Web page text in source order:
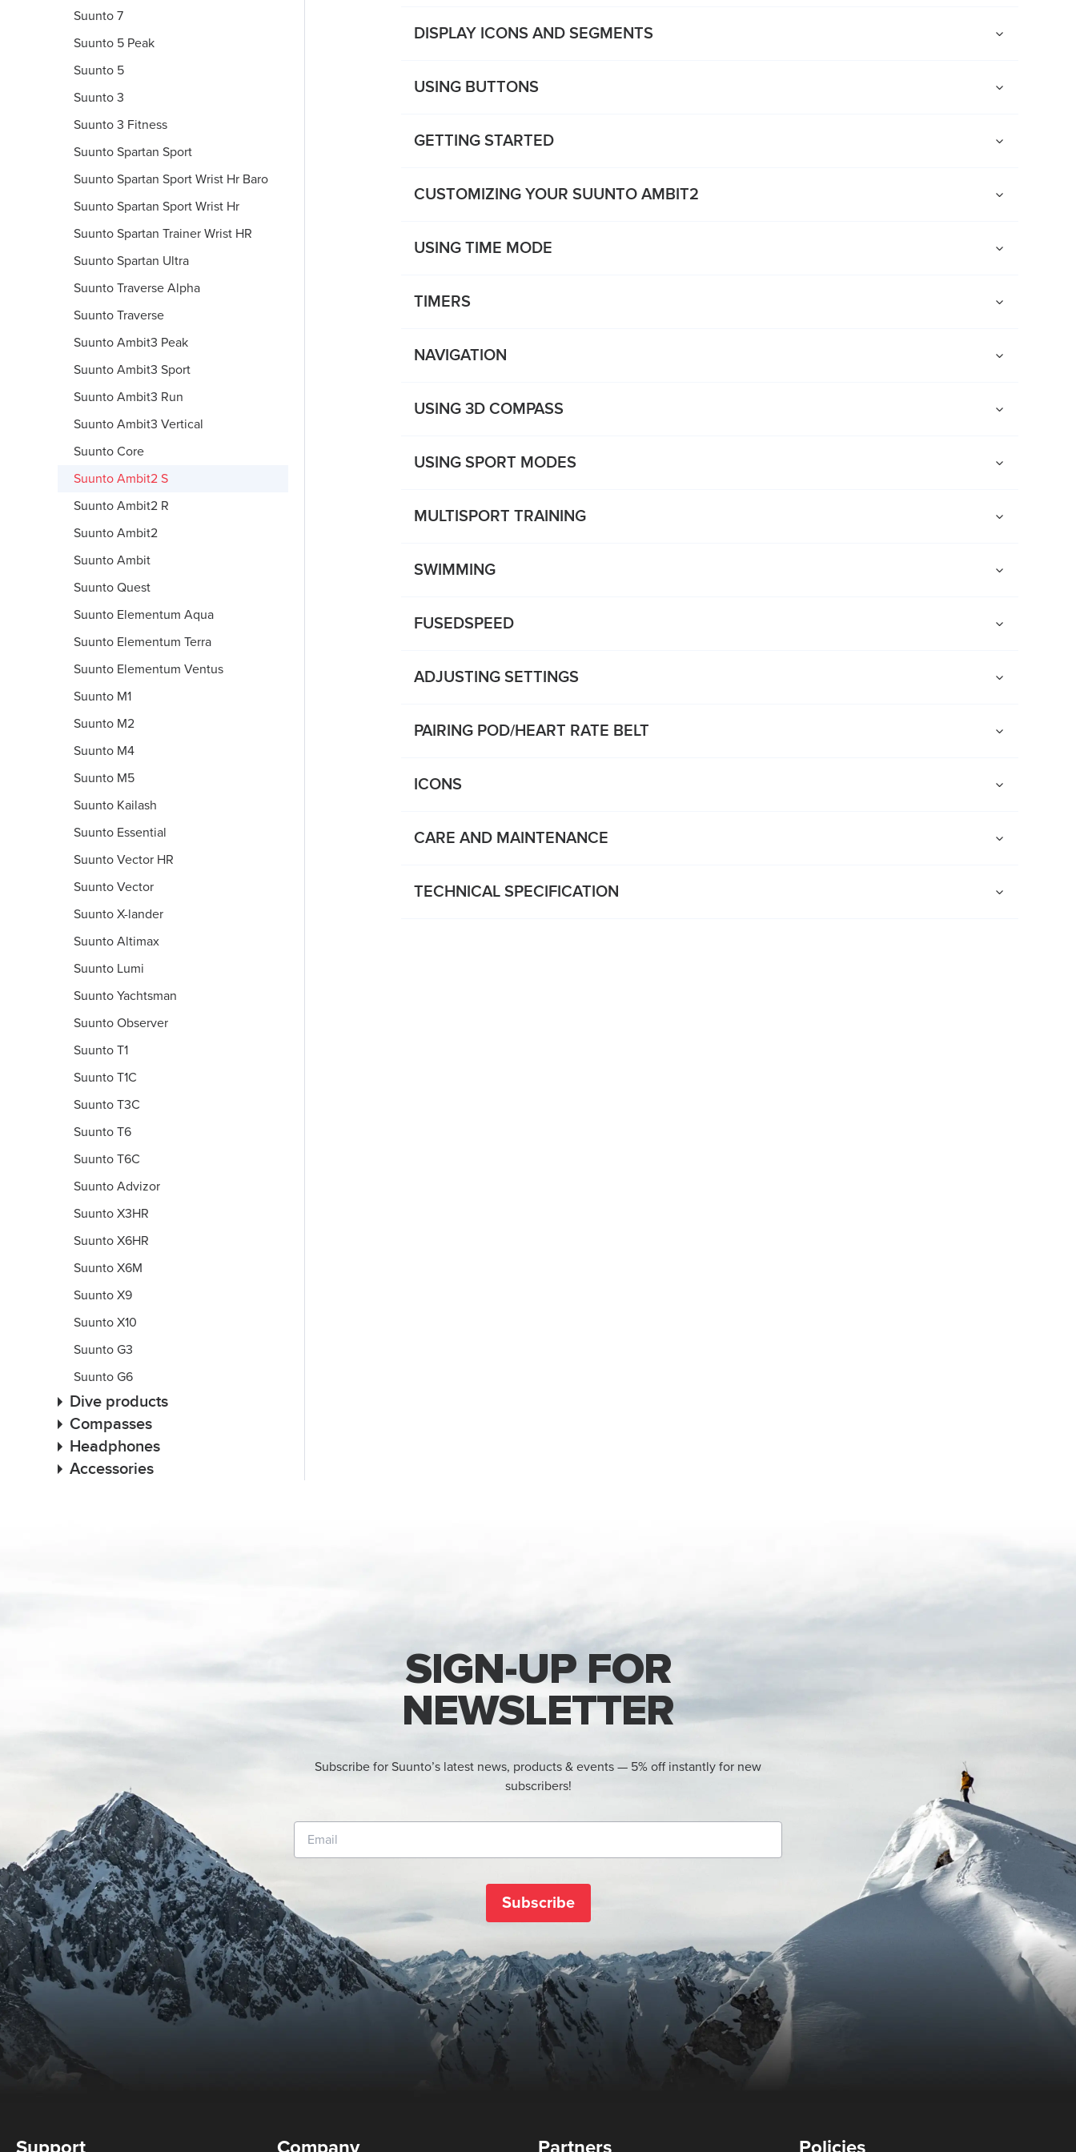
Suunto 7
Suunto 5 Peak
Suunto 5
Suunto 3
Suunto 3 Fitness
Suunto Spartan Sport
Suunto Spartan Sport Wrist Hr Baro
Suunto Spartan Sport Wrist Hr
Suunto Spartan Trainer Wrist HR
Suunto Spartan Ultra
Suunto Traverse Alpha
Suunto Traverse
Suunto Ambit3 Peak
Suunto Ambit3 Sport
Suunto Ambit3 Run
Suunto Ambit3 Vertical
Suunto Core
Suunto Ambit2 S
Suunto Ambit2 R
Suunto Ambit2
Suunto Ambit
Suunto Quest
Suunto Elementum Aqua
Suunto Elementum Terra
Suunto Elementum Ventus
Suunto M1
Suunto M2
Suunto M4
Suunto M5
Suunto Kailash
Suunto Essential
Suunto Vector HR
Suunto Vector
Suunto X-lander
Suunto Altimax
Suunto Lumi
Suunto Yachtsman
Suunto Observer
Suunto T1
Suunto T1C
Suunto T3C
Suunto T6
Suunto T6C
Suunto Advizor
Suunto X3HR
Suunto X6HR
Suunto X6M
Suunto X9
Suunto X10
Suunto G3
Suunto G6
Dive products
Compasses
Headphones
Accessories
DISPLAY ICONS AND SEGMENTS
USING BUTTONS
GETTING STARTED
CUSTOMIZING YOUR SUUNTO AMBIT2
USING TIME MODE
TIMERS
NAVIGATION
USING 3D COMPASS
USING SPORT MODES
MULTISPORT TRAINING
SWIMMING
FUSEDSPEED
ADJUSTING SETTINGS
PAIRING POD/HEART RATE BELT
ICONS
CARE AND MAINTENANCE
TECHNICAL SPECIFICATION
SIGN-UP FOR
NEWSLETTER
Subscribe for Suunto’s latest news, products & events — 5% off instantly for new
subscribers!
Subscribe
Support Company Partners Policies